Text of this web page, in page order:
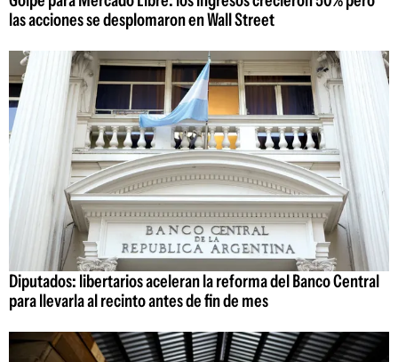
las acciones se desplomaron en Wall Street
Diputados: libertarios aceleran la reforma del Banco Central
para llevarla al recinto antes de fin de mes